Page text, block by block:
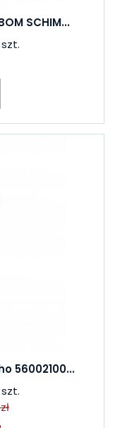
SCHIM...
56002100...